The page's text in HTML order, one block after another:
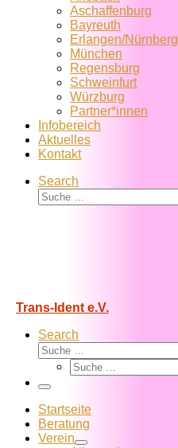
Aschaffenburg
Bayreuth
Erlangen/Nürnberg
München
Regensburg
Schweinfurt
Würzburg
Partner*innen
Infobereich
Aktuelles
Kontakt
Search
Suche
Trans-Ident e.V.
Search
Suche
Suche
Menü
Startseite
Beratung
Verein